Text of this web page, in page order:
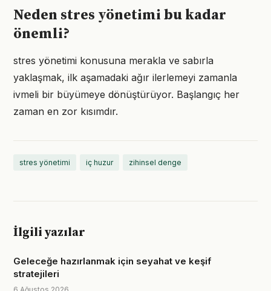
Neden stres yönetimi bu kadar
önemli?
stres yönetimi konusuna merakla ve sabırla
yaklaşmak, ilk aşamadaki ağır ilerlemeyi zamanla
ivmeli bir büyümeye dönüştürüyor. Başlangıç her
zaman en zor kısımdır.
stres yönetimi iç huzur zihinsel denge
İlgili yazılar
Geleceğe hazırlanmak için seyahat ve keşif
stratejileri